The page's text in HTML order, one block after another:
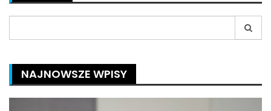
for:
NAJNOWSZE WPISY